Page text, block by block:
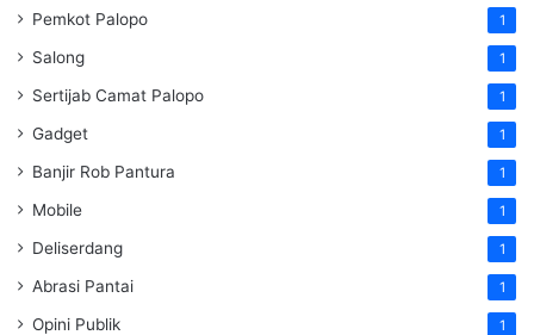
Pemkot Palopo 1
Salong 1
Sertijab Camat Palopo 1
Gadget 1
Banjir Rob Pantura 1
Mobile 1
Deliserdang 1
Abrasi Pantai 1
Opini Publik 1